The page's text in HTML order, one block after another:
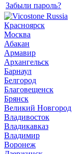
Забыли пароль?
Красноярск
Москва
Абакан
Армавир
Архангельск
Барнаул
Белгород
Благовещенск
Брянск
Великий Новгород
Владивосток
Владикавказ
Владимир
Воронеж